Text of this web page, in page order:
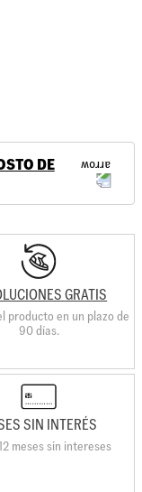
DE
GRATIS
producto en un plazo de
90 días.
SIN INTERÉS
meses sin intereses